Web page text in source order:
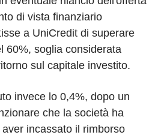
di vista finanziario
a UniCredit di superare
60%, soglia considerata
sul capitale investito.
invece lo 0,4%, dopo un
che la società ha
incassato il rimborso